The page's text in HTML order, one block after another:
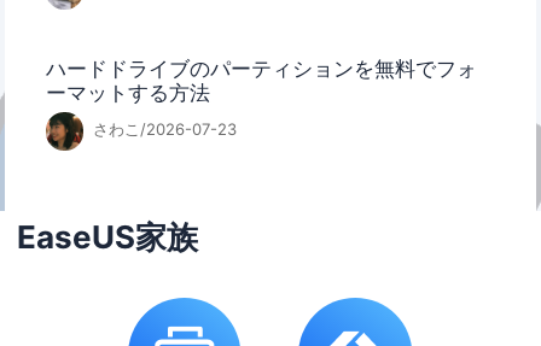
ハードドライブのパーティションを無料でフォ
ーマットする方法
さわこ/2026-07-23
EaseUS家族